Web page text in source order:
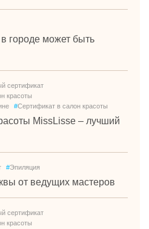
городе может быть
сертификат
красоты
#Сертификат в салон красоты
MissLisse – лучший
#Эпиляция
от ведущих мастеров
сертификат
красоты